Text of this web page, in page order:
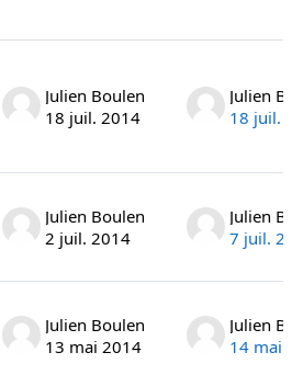
Julien Boulen
18 juil. 2014
Julien
18 juil.
Julien Boulen
2 juil. 2014
Julien
7 juil.
Julien Boulen
13 mai 2014
Julien
14 mai